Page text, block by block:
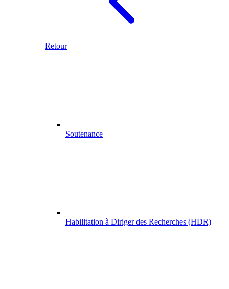
Retour
Soutenance
Habilitation à Diriger des Recherches (HDR)